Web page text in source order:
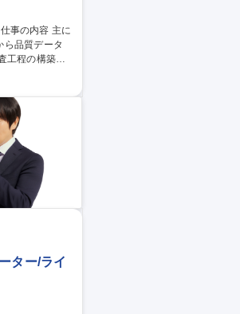
ら品質データ
や統計
ト活動の推進
ター/ライ